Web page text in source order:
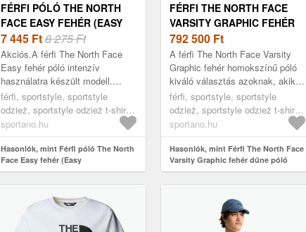
FÉRFI PÓLÓ THE NORTH
FACE EASY FEHÉR (EASY
NF0A8A6CFN41004)
7 445 Ft8 275 Ft
Akciós.A férfi The North Face
Easy fehér póló intenzív
használatra készült modell.
Lélegző anyag aktívaknak A
modell poliészter keverékből
készült kötött ...
férfi, sportstyle, sportstyle
odzież, sportstyle odzież t-shirt,
fehér
sportano.hu
Hasonlók, mint Férfi póló The North
Face Easy fehér (Easy
NF0A8A6CFN41004)
FÉRFI THE NORTH FACE
VARSITY GRAPHIC FEHÉR
DŰNE PÓLÓ (VARSITY
GRAPHIC
NF0A89DGQLI1001)
792 500 Ft
A férfi The North Face Varsity
Graphic fehér homokszínű póló
kiváló választás azoknak, akik
értékelik a kényelmet és a stílust
a mindennapi öltözkö...
férfi, sportstyle, sportstyle
odzież, sportstyle odzież t-shirt,
fehér
sportano.hu
Hasonlók, mint Férfi The North Face
Varsity Graphic fehér dűne póló
(Varsity Graphic NF0A89DGQLI1001)